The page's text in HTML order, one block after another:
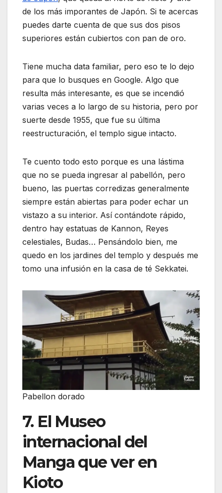
de los más imporantes de Japón. Si te acercas
puedes darte cuenta de que sus dos pisos
superiores están cubiertos con pan de oro.
Tiene mucha data familiar, pero eso te lo dejo
para que lo busques en Google. Algo que
resulta más interesante, es que se incendió
varias veces a lo largo de su historia, pero por
suerte desde 1955, que fue su última
reestructuración, el templo sigue intacto.
Te cuento todo esto porque es una lástima
que no se pueda ingresar al pabellón, pero
bueno, las puertas corredizas generalmente
siempre están abiertas para poder echar un
vistazo a su interior. Así contándote rápido,
dentro hay estatuas de Kannon, Reyes
celestiales, Budas… Pensándolo bien, me
quedo en los jardines del templo y después me
tomo una infusión en la casa de té Sekkatei.
Pabellon dorado
7. El Museo
internacional del
Manga que ver en
Kioto